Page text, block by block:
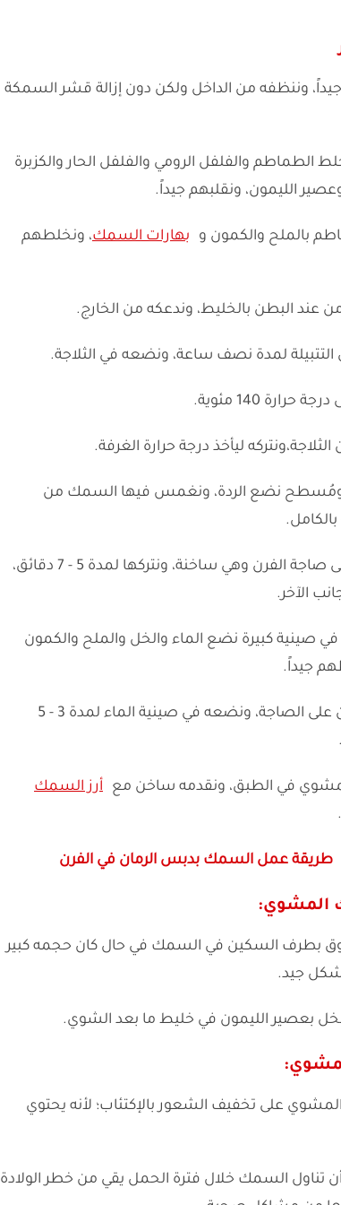
وننظفه من الداخل ولكن دون إزالة قشر السمكة
الطماطم والفلفل الرومي والفلفل الحار والكزبرة
الليمون، ونقلبهم جيداً.
بالملح والكمون و بهارات السمك، ونخلطهم
البطن بالخليط، وندعكه من الخارج.
لمدة نصف ساعة، ونضعه في الثلاجة.
140 مئوية.
ليأخذ درجة حرارة الغرفة.
نضع الردة، ونغمس فيها السمك من
نرص السمك على صاجة الفرن وهي ساخنة، ونتركها لمدة 5 - 7 دقائق،
الآخر.
صينية كبيرة نضع الماء والخل والملح والكمون
جيداً.
نرفع السمك من على الصاجة، ونضعه في صينية الماء لمدة 3 - 5
في الطبق، ونقدمه ساخن مع
أرز السمك
طريقة عمل السمك بدبس الرمان في الفرن
المشوي:
بطرف السكين في السمك في حال كان حجمه كبير
جيد.
بعصير الليمون في خليط ما بعد الشوي.
على تخفيف الشعور بالإكتئاب؛ لأنه يحتوي
تناول السمك خلال فترة الحمل يقي من خطر الولادة